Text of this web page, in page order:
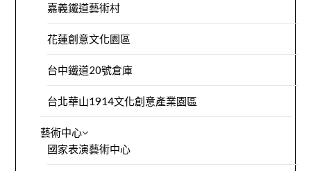
嘉義鐵道藝術村
花蓮創意文化園區
台中鐵道20號倉庫
台北華山1914文化創意產業園區
藝術中心
國家表演藝術中心